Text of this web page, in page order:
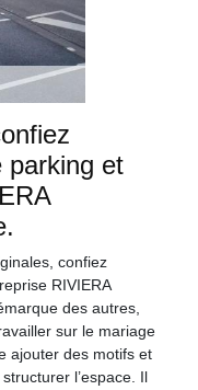
parking et
confiez
RIVIERA
des autres,
sur le mariage
ajouter des motifs et
l’espace. Il